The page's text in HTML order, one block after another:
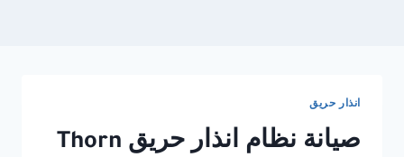
انذار حريق
صيانة نظام انذار حريق Thorn